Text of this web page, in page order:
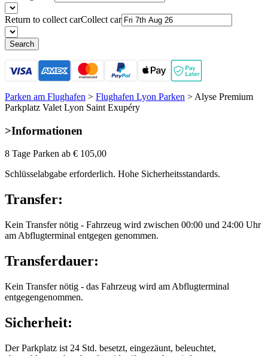
Return to collect carCollect car
Search
Parken am Flughafen > Flughafen Lyon Parken > Alyse Premium
Parkplatz Valet Lyon Saint Exupéry
>Informationen
8 Tage Parken ab € 105,00
Schlüsselabgabe erforderlich. Hohe Sicherheitsstandards.
Transfer:
Kein Transfer nötig - Fahrzeug wird zwischen 00:00 und 24:00 Uhr
am Abflugterminal entgegen genommen.
Transferdauer:
Kein Transfer nötig - das Fahrzeug wird am Abflugterminal
entgegengenommen.
Sicherheit:
Der Parkplatz ist 24 Std. besetzt, eingezäunt, beleuchtet,